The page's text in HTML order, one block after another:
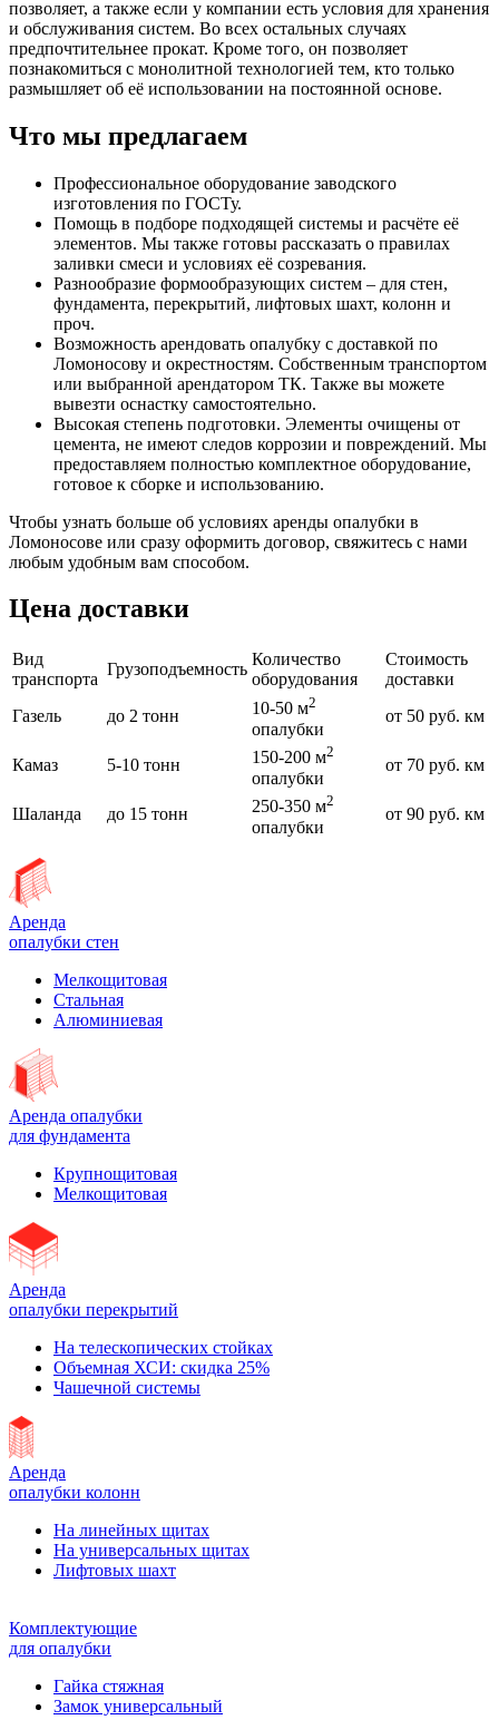
позволяет, а также если у компании есть условия для хранения
и обслуживания систем. Во всех остальных случаях
предпочтительнее прокат. Кроме того, он позволяет
познакомиться с монолитной технологией тем, кто только
размышляет об её использовании на постоянной основе.
Что мы предлагаем
Профессиональное оборудование заводского
изготовления по ГОСТу.
Помощь в подборе подходящей системы и расчёте её
элементов. Мы также готовы рассказать о правилах
заливки смеси и условиях её созревания.
Разнообразие формообразующих систем – для стен,
фундамента, перекрытий, лифтовых шахт, колонн и
проч.
Возможность арендовать опалубку с доставкой по
Ломоносову и окрестностям. Собственным транспортом
или выбранной арендатором ТК. Также вы можете
вывезти оснастку самостоятельно.
Высокая степень подготовки. Элементы очищены от
цемента, не имеют следов коррозии и повреждений. Мы
предоставляем полностью комплектное оборудование,
готовое к сборке и использованию.
Чтобы узнать больше об условиях аренды опалубки в
Ломоносове или сразу оформить договор, свяжитесь с нами
любым удобным вам способом.
Цена доставки
Вид
транспорта
Грузоподъемность
Количество
оборудования
Стоимость
доставки
Газель
до 2 тонн 10-50 м2
опалубки
от 50 руб. км
Камаз 5-10 тонн 150-200 м2
опалубки
от 70 руб. км
Шаланда до 15 тонн 250-350 м2
опалубки
от 90 руб. км
Аренда
опалубки стен
Мелкощитовая
Стальная
Алюминиевая
Аренда опалубки
для фундамента
Крупнощитовая
Мелкощитовая
Аренда
опалубки перекрытий
На телескопических стойках
Объемная ХСИ: скидка 25%
Чашечной системы
Аренда
опалубки колонн
На линейных щитах
На универсальных щитах
Лифтовых шахт
Комплектующие
для опалубки
Гайка стяжная
Замок универсальный